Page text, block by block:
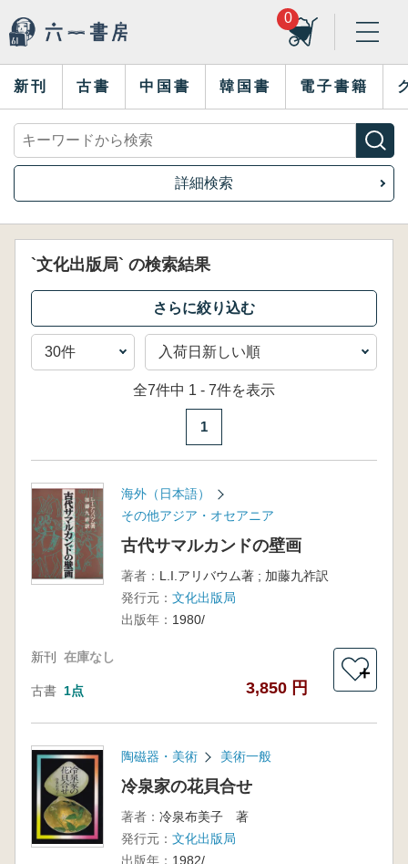
0
新刊 古書 中国書 韓国書 電子書籍
詳細検索
`文化出版局` の検索結果
全7件中 1 - 7件を表示
1
海外（日本語）
その他アジア・オセアニア
古代サマルカンドの壁画
著者： L.I.アリバウム著 ; 加藤九祚訳
発行元： 文化出版局
出版年： 1980/
新刊 在庫なし
古書 1点 3,850 円
＋
陶磁器・美術 美術一般
冷泉家の花貝合せ
著者： 冷泉布美子 著
発行元： 文化出版局
出版年： 1982/